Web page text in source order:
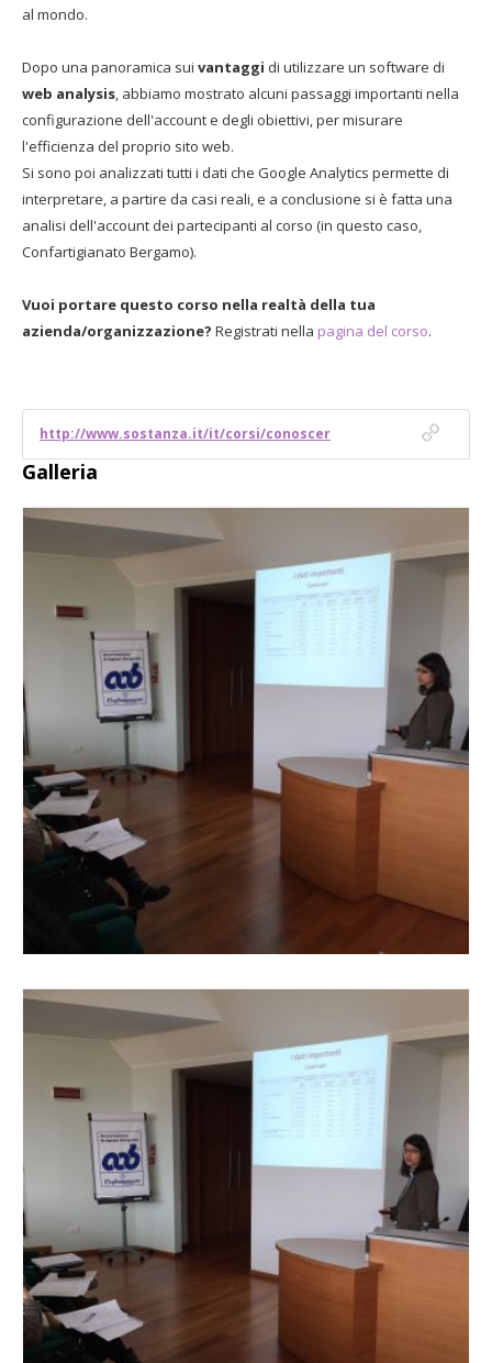
al mondo.
Dopo una panoramica sui vantaggi di utilizzare un software di
web analysis, abbiamo mostrato alcuni passaggi importanti nella
configurazione dell'account e degli obiettivi, per misurare
l'efficienza del proprio sito web.
Si sono poi analizzati tutti i dati che Google Analytics permette di
interpretare, a partire da casi reali, e a conclusione si è fatta una
analisi dell'account dei partecipanti al corso (in questo caso,
Confartigianato Bergamo).
Vuoi portare questo corso nella realtà della tua
azienda/organizzazione? Registrati nella pagina del corso.
http://www.sostanza.it/it/corsi/conoscer
Galleria